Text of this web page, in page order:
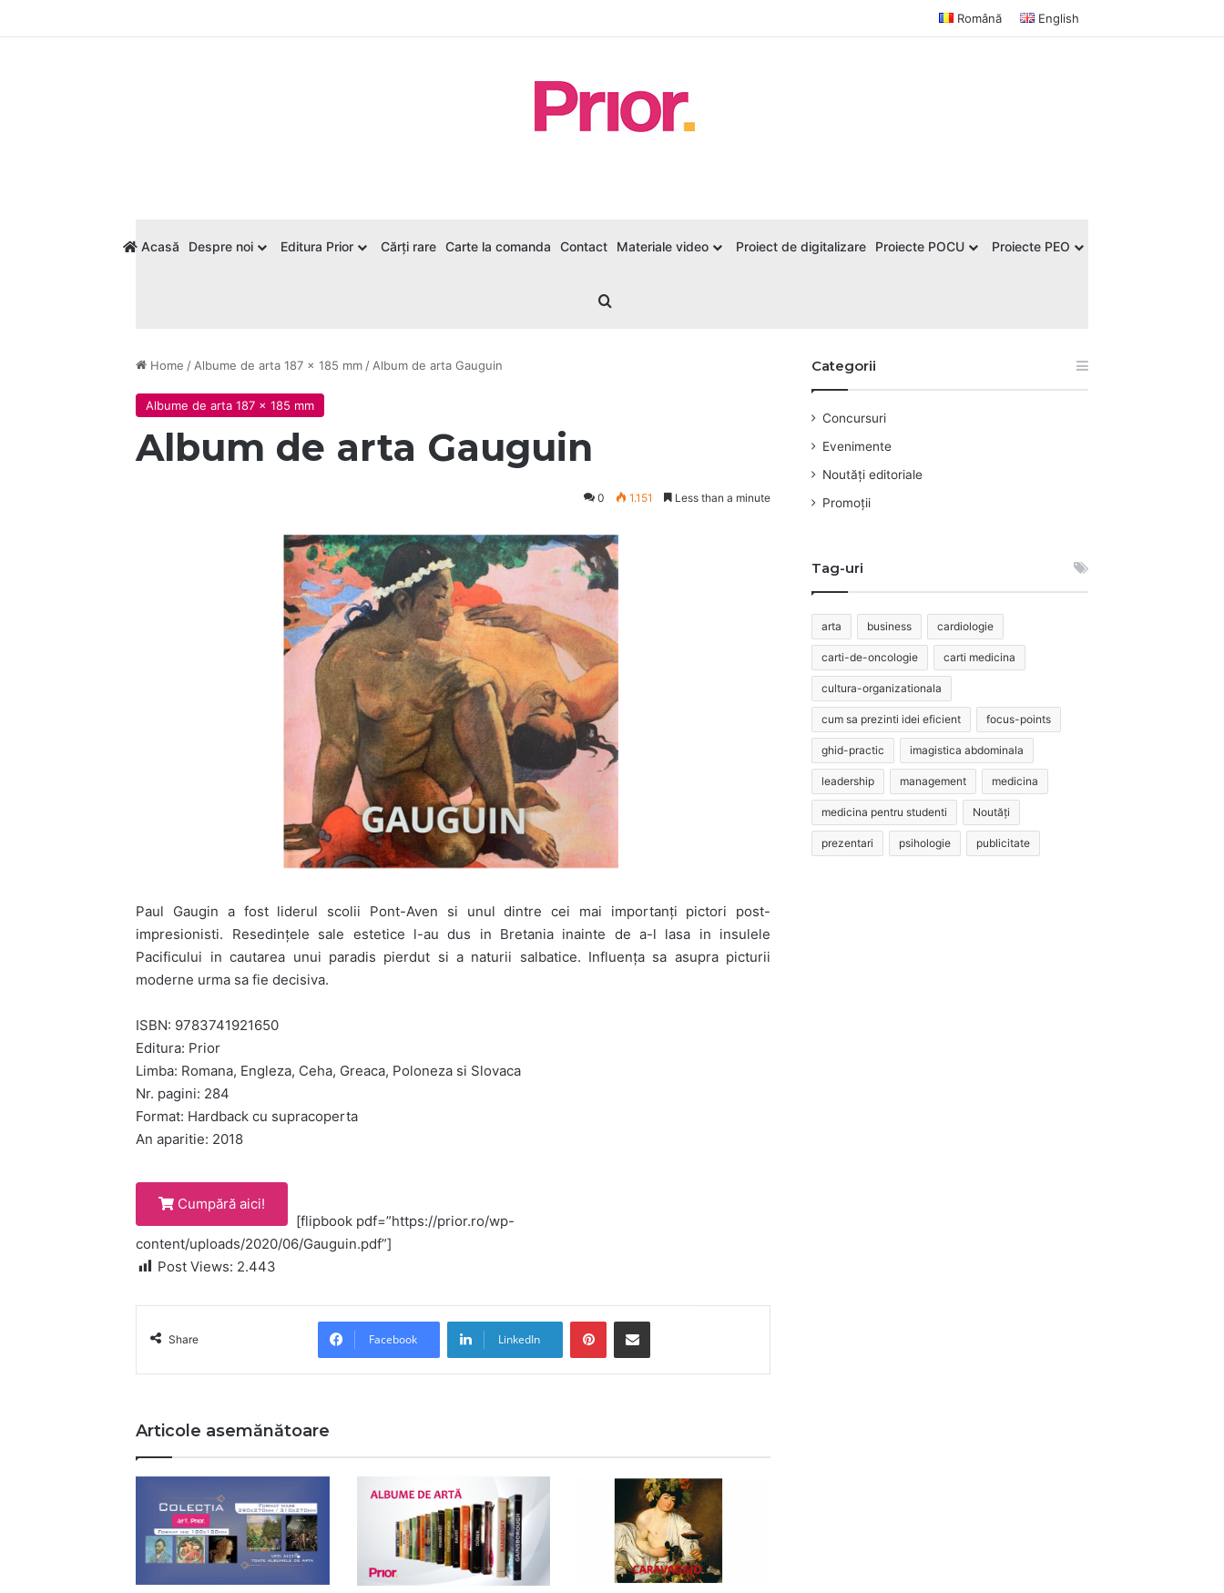
Română English
Acasă Despre noi Editura Prior Cărți rare Carte la comanda Contact Materiale video Proiect de digitalizare Proiecte POCU Proiecte PEO
Home / Albume de arta 187 x 185 mm / Album de arta Gauguin
Albume de arta 187 x 185 mm
Album de arta Gauguin
0 1.151 Less than a minute
Paul Gaugin a fost liderul scolii Pont-Aven si unul dintre cei mai importanți pictori post-
impresionisti. Resedințele sale estetice l-au dus in Bretania inainte de a-l lasa in insulele
Pacificului in cautarea unui paradis pierdut si a naturii salbatice. Influența sa asupra picturii
moderne urma sa fie decisiva.
ISBN: 9783741921650
Editura: Prior
Limba: Romana, Engleza, Ceha, Greaca, Poloneza si Slovaca
Nr. pagini: 284
Format: Hardback cu supracoperta
An aparitie: 2018
Cumpără aici!
[flipbook pdf=”https://prior.ro/wp-
content/uploads/2020/06/Gauguin.pdf”]
Post Views: 2.443
Share Facebook LinkedIn
Articole asemănătoare
Categorii
Concursuri
Evenimente
Noutăți editoriale
Promoții
Tag-uri
arta business cardiologie
carti-de-oncologie carti medicina
cultura-organizationala
cum sa prezinti idei eficient focus-points
ghid-practic imagistica abdominala
leadership management medicina
medicina pentru studenti Noutăți
prezentari psihologie publicitate